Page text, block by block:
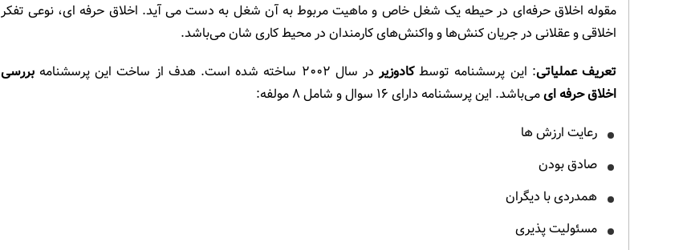
مقوله اخلاق حرفه‌ای در حیطه یک شغل خاص و ماهیت مربوط به آن شغل به دست می آید. اخلاق حرفه ای، نوعی تفکر
اخلاقی و عقلانی در جریان کنش‌ها و واکنش‌های کارمندان در محیط کاری شان می‌باشد.
تعریف عملیاتی: این پرسشنامه توسطکادوزیردر سال ۲۰۰۲ ساخته شده است. هدف از ساخت این پرسشنامه
بررسی
اخلاق حرفه ایمی‌باشد. این پرسشنامه دارای ۱۶ سوال و شامل ۸ مولفه:
رعایت ارزش ها
صادق بودن
همدردی با دیگران
مسئولیت پذیری